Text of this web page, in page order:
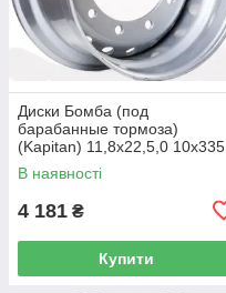
Диски Бомба (под
барабанные тормоза)
(Kapitan) 11,8x22,5,0 10x335
ET0 dia281,0 (M) (сталь) (кт)
В наявності
4 181 ₴
Купити